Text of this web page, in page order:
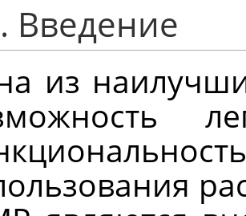
Введение
из